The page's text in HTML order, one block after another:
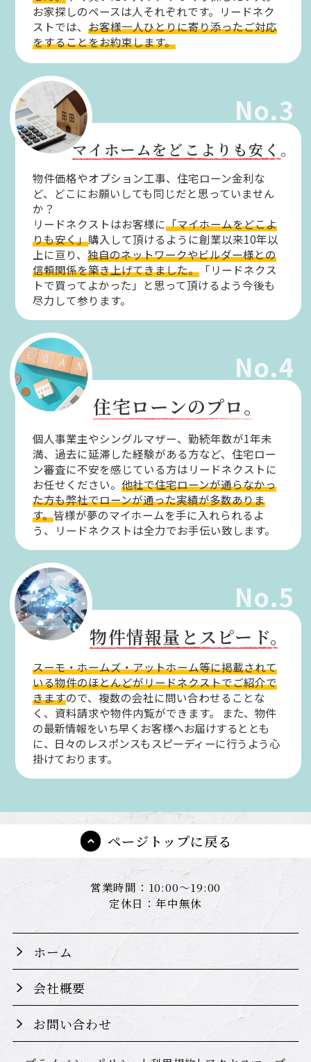
お家探しのペースは人それぞれです。リードネク
ストでは、お客様一人ひとりに寄り添ったご対応
をすることをお約束します。
No.3
マイホームをどこよりも安く。
物件価格やオプション工事、住宅ローン金利な
ど、どこにお願いしても同じだと思っていません
か？
リードネクストはお客様に「マイホームをどこよ
りも安く」購入して頂けるように創業以来10年以
上に亘り、独自のネットワークやビルダー様との
信頼関係を築き上げてきました。 「リードネクス
トで買ってよかった」と思って頂けるよう今後も
尽力して参ります。
No.4
住宅ローンのプロ。
個人事業主やシングルマザー、勤続年数が1年未
満、過去に延滞した経験がある方など、住宅ロー
ン審査に不安を感じている方はリードネクストに
お任せください。他社で住宅ローンが通らなかっ
た方も弊社でローンが通った実績が多数ありま
す。皆様が夢のマイホームを手に入れられるよ
う、リードネクストは全力でお手伝い致します。
No.5
物件情報量とスピード。
スーモ・ホームズ・アットホーム等に掲載されて
いる物件のほとんどがリードネクストでご紹介で
きますので、複数の会社に問い合わせることな
く、資料請求や物件内覧ができます。
また、物件
の最新情報をいち早くお客様へお届けするととも
に、日々のレスポンスもスピーディーに行うよう心
掛けております。
ページトップに戻る
営業時間：10:00～19:00
定休日：年中無休
ホーム
会社概要
お問い合わせ